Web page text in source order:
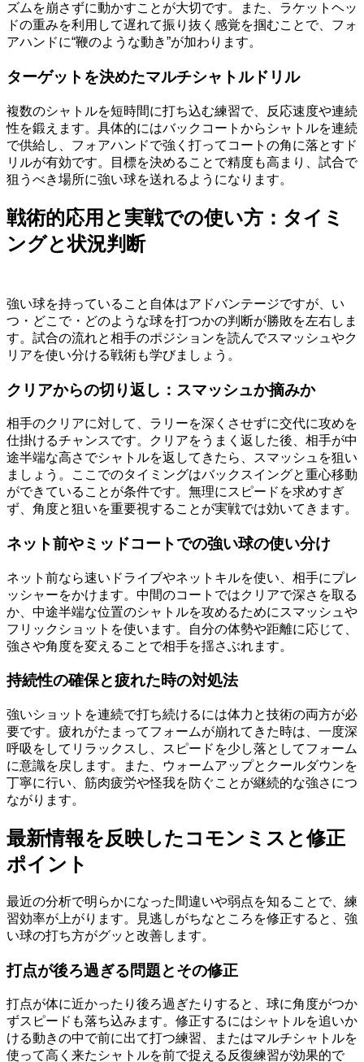
ズムを崩さずに動かすことが大切です。また、ラケットヘッ
ドの重みを利用して遅れて振り抜く感覚を掴むことで、フォ
アハンドに“鞭のような動き”が加わります。
ターゲットを決めたマルチシャトルドリル
複数のシャトルを短時間に打ち込む練習で、反応速度や連続
性を鍛えます。具体的にはバックコートからシャトルを連続
で供給し、フォアハンドで強く打ってコートの角に落とすド
リルが有効です。目標を決めることで精度も高まり、試合で
狙うべき場所に強い球を送れるようになります。
戦術的応用と実戦での使い方：タイミ
ングと状況判断
強い球を持っていること自体はアドバンテージですが、い
つ・どこで・どのような球を打つかの判断が勝敗を左右しま
す。試合の流れと相手のポジションを読んでスマッシュやク
リアを使い分ける戦術も学びましょう。
クリアからの切り返し：スマッシュか摘みか
相手のクリアに対して、ラリーを深くさせずに交代に攻めを
仕掛けるチャンスです。クリアをうまく返した後、相手が中
途半端な高さでシャトルを返してきたら、スマッシュを狙い
ましょう。ここでのタイミングはバックスイングと重心移動
ができていることが条件です。無理にスピードを求めすぎ
ず、角度と狙いを重要視することが実戦では効いてきます。
ネット前やミッドコートでの強い球の使い分け
ネット前なら速いドライブやネットキルを使い、相手にプレ
ッシャーをかけます。中間のコートではクリアで深さを取る
か、中途半端な位置のシャトルを攻めるためにスマッシュや
フリックショットを使います。自分の体勢や距離に応じて、
強さや角度を変えることで相手を揺さぶれます。
持続性の確保と疲れた時の対処法
強いショットを連続で打ち続けるには体力と技術の両方が必
要です。疲れがたまってフォームが崩れてきた時は、一度深
呼吸をしてリラックスし、スピードを少し落としてフォーム
に意識を戻します。また、ウォームアップとクールダウンを
丁寧に行い、筋肉疲労や怪我を防ぐことが継続的な強さにつ
ながります。
最新情報を反映したコモンミスと修正
ポイント
最近の分析で明らかになった間違いや弱点を知ることで、練
習効率が上がります。見逃しがちなところを修正すると、強
い球の打ち方がグッと改善します。
打点が後ろ過ぎる問題とその修正
打点が体に近かったり後ろ過ぎたりすると、球に角度がつか
ずスピードも落ち込みます。修正するにはシャトルを追いか
ける動きの中で前に出て打つ練習、またはマルチシャトルを
使って高く来たシャトルを前で捉える反復練習が効果的で